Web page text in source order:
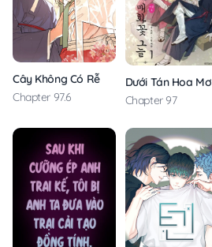
Cây Không Có Rễ
Chapter 97.6
Dưới Tán Hoa Mơ
Chapter 97